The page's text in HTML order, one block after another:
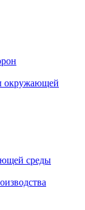
окружающей
среды